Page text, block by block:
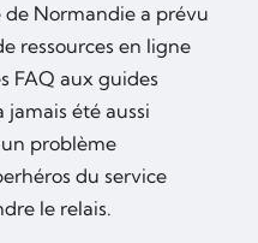
de Normandie a prévu
ressources en ligne
FAQ aux guides
jamais été aussi
un problème
du service
le relais.